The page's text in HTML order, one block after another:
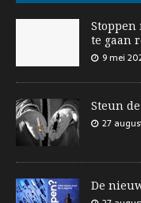
Stoppen
te gaan
9 mei
Steun
27
De